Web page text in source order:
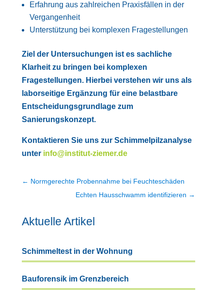
Erfahrung aus zahlreichen Praxisfällen in der
Vergangenheit
Unterstützung bei komplexen Fragestellungen
Ziel der Untersuchungen ist es sachliche
Klarheit zu bringen bei komplexen
Fragestellungen. Hierbei verstehen wir uns als
laborseitige Ergänzung für eine belastbare
Entscheidungsgrundlage zum
Sanierungskonzept.
Kontaktieren Sie uns zur Schimmelpilzanalyse
unter info@institut-ziemer.de
← Normgerechte Probennahme bei Feuchteschäden
Echten Hausschwamm identifizieren →
Aktuelle Artikel
Schimmeltest in der Wohnung
Bauforensik im Grenzbereich